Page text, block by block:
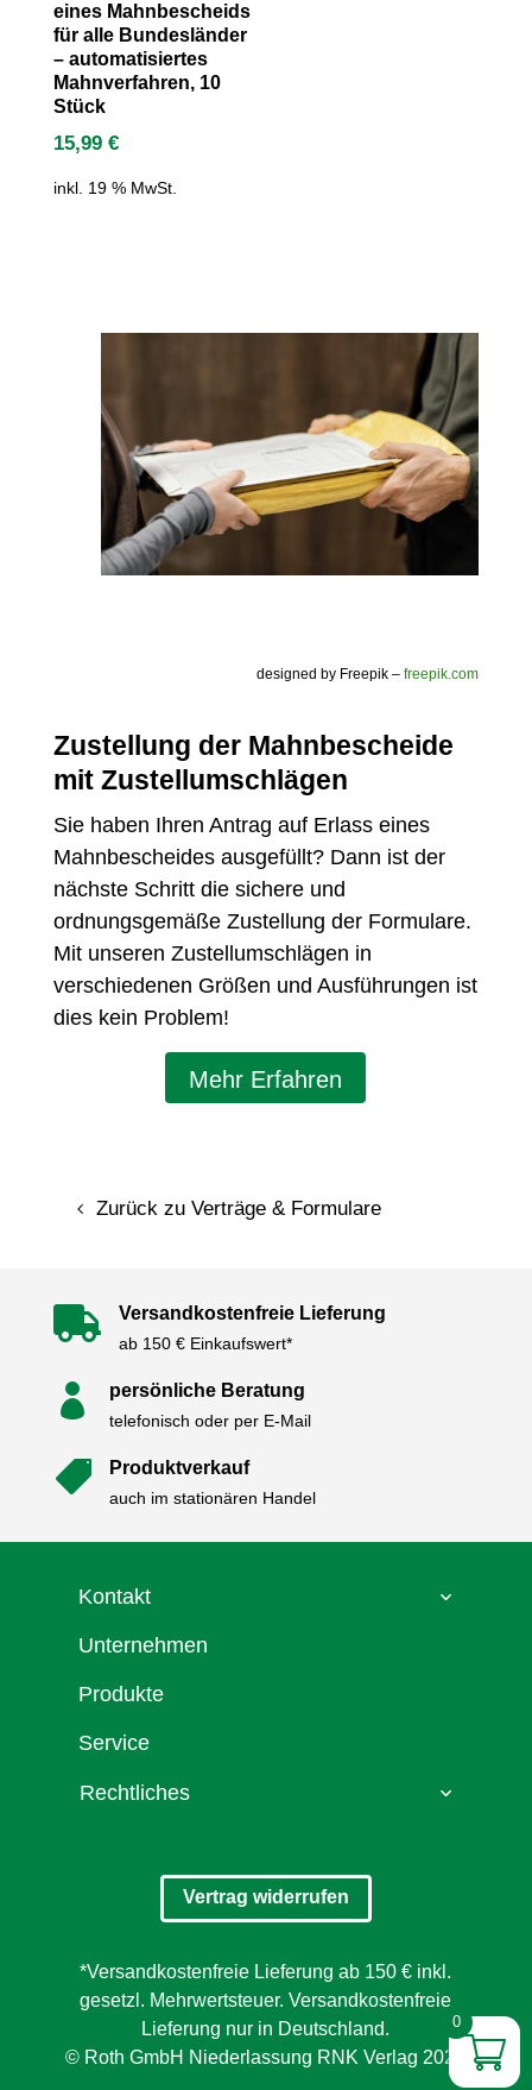
eines Mahnbescheids
für alle Bundesländer
– automatisiertes
Mahnverfahren, 10
Stück
15,99 €
inkl. 19 % MwSt.
designed by Freepik –freepik.com
Zustellung der Mahnbescheide
mit Zustellumschlägen
Sie haben Ihren Antrag auf Erlass eines
Mahnbescheides ausgefüllt? Dann ist der
nächste Schritt die sichere und
ordnungsgemäße Zustellung der Formulare.
Mit unseren Zustellumschlägen in
verschiedenen Größen und Ausführungen ist
dies kein Problem!
Mehr Erfahren
Zurück zu Verträge & Formulare
 Versandkostenfreie Lieferung
ab 150 € Einkaufswert*
 persönliche Beratung
telefonisch oder per E-Mail
 Produktverkauf
auch im stationären Handel
Kontakt
Unternehmen
Produkte
Service
Rechtliches
Vertrag widerrufen
*Versandkostenfreie Lieferung ab 150 € inkl.
gesetzl. Mehrwertsteuer. Versandkostenfreie
Lieferung nur in Deutschland.
© Roth GmbH Niederlassung RNK Verlag 2026
0